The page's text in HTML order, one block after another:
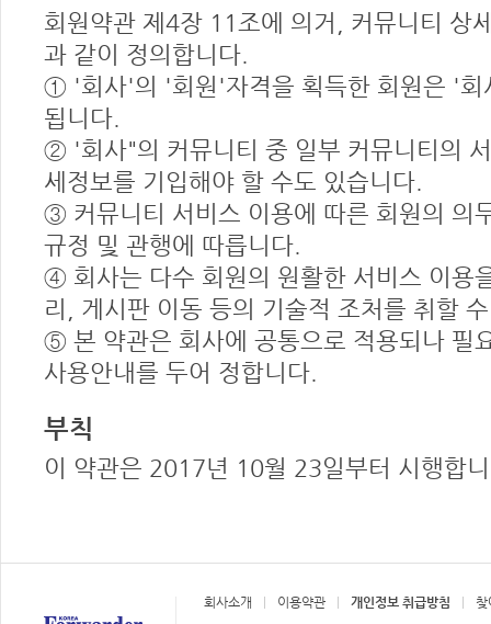
회원약관 제4장 11조에 의거, 커뮤니티 상
과 같이 정의합니다.
① '회사'의 '회원'자격을 획득한 회원은 '회
됩니다.
② '회사"의 커뮤니티 중 일부 커뮤니티의
세정보를 기입해야 할 수도 있습니다.
③ 커뮤니티 서비스 이용에 따른 회원의 의
규정 및 관행에 따릅니다.
④ 회사는 다수 회원의 원활한 서비스 이용
리, 게시판 이동 등의 기술적 조처를 취할
⑤ 본 약관은 회사에 공통으로 적용되나 필
사용안내를 두어 정합니다.
부칙
이 약관은 2017년 10월 23일부터 시행합
회사소개 이용약관 개인정보 취급방침 찾